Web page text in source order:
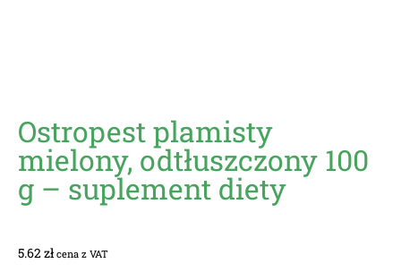
Ostropest plamisty
mielony, odtłuszczony 100
g – suplement diety
5.62zł cena z VAT